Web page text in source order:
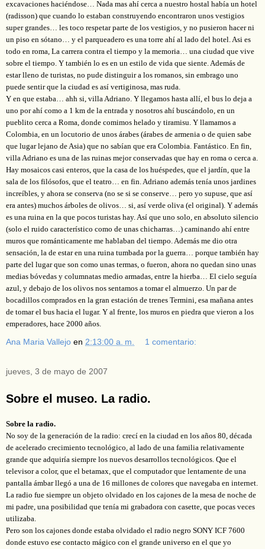
excavaciones haciéndose… Nada mas ahí cerca a nuestro hostal había un hotel
(radisson) que cuando lo estaban construyendo encontraron unos vestigios
super grandes… les toco respetar parte de los vestigios, y no pusieron hacer ni
un piso en sótano… y el parqueadero es una torre ahí al lado del hotel. Asi es
todo en roma, La carrera contra el tiempo y la memoria… una ciudad que vive
sobre el tiempo. Y también lo es en un estilo de vida que siente. Además de
estar lleno de turistas, no pude distinguir a los romanos, sin embrago uno
puede sentir que la ciudad es así vertiginosa, mas ruda.
Y en que estaba… ahh si, villa Adriano. Y llegamos hasta allí, el bus lo deja a
uno por ahí como a 1 km de la entrada y nosotros ahí buscándolo, en un
pueblito cerca a Roma, donde comimos helado y tiramisu. Y llamamos a
Colombia, en un locutorio de unos árabes (árabes de armenia o de quien sabe
que lugar lejano de Asia) que no sabían que era Colombia. Fantástico. En fin,
villa Adriano es una de las ruinas mejor conservadas que hay en roma o cerca a.
Hay mosaicos casi enteros, que la casa de los huéspedes, que el jardín, que la
sala de los filósofos, que el teatro… en fin. Adriano además tenía unos jardines
increíbles, y ahora se conserva (no se si se conserve… pero yo supuse, que así
era antes) muchos árboles de olivos… si, así verde oliva (el original). Y además
es una ruina en la que pocos turistas hay. Así que uno solo, en absoluto silencio
(solo el ruido característico como de unas chicharras…) caminando ahí entre
muros que románticamente me hablaban del tiempo. Además me dio otra
sensación, la de estar en una ruina tumbada por la guerra… porque también hay
parte del lugar que son como unas termas, o fueron, ahora no quedan sino unas
medias bóvedas y columnatas medio armadas, entre la hierba… El cielo seguía
azul, y debajo de los olivos nos sentamos a tomar el almuerzo. Un par de
bocadillos comprados en la gran estación de trenes Termini, esa mañana antes
de tomar el bus hacia el lugar. Y al frente, los muros en piedra que vieron a los
emperadores, hace 2000 años.
Ana Maria Vallejo en 2:13:00 a. m. 1 comentario:
jueves, 3 de mayo de 2007
Sobre el museo. La radio.
Sobre la radio.
No soy de la generación de la radio: crecí en la ciudad en los años 80, década
de acelerado crecimiento tecnológico, al lado de una familia relativamente
grande que adquiría siempre los nuevos desarrollos tecnológicos. Que el
televisor a color, que el betamax, que el computador que lentamente de una
pantalla ámbar llegó a una de 16 millones de colores que navegaba en internet.
La radio fue siempre un objeto olvidado en los cajones de la mesa de noche de
mi padre, una posibilidad que tenía mi grabadora con casette, que pocas veces
utilizaba.
Pero son los cajones donde estaba olvidado el radio negro SONY ICF 7600
donde estuvo ese contacto mágico con el grande universo en el que yo